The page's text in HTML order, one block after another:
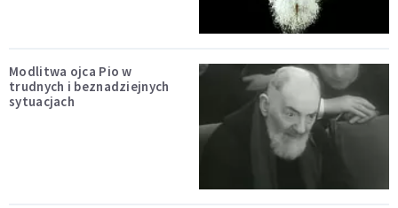
Modlitwa ojca Pio w
trudnych i beznadziejnych
sytuacjach